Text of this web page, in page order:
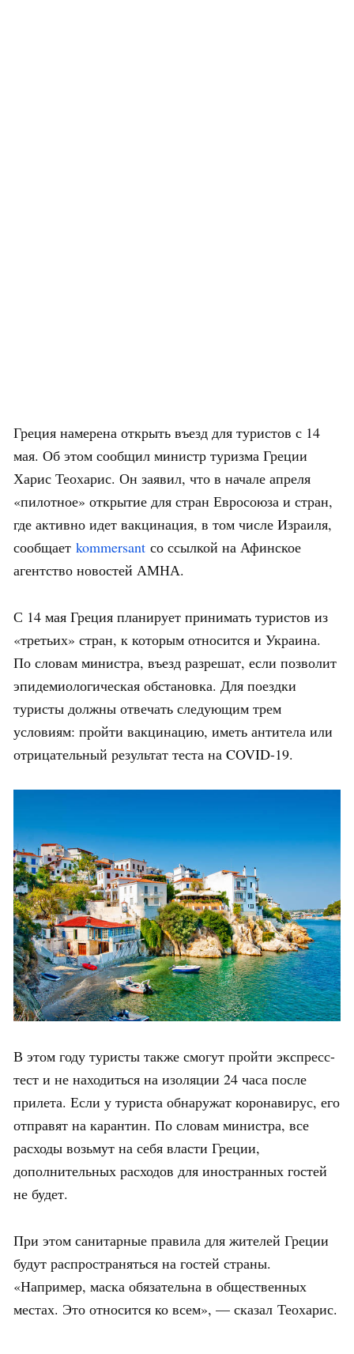
Греция намерена открыть въезд для туристов с 14
мая. Об этом сообщил министр туризма Греции
Харис Теохарис. Он заявил, что в начале апреля
«пилотное» открытие для стран Евросоюза и стран,
где активно идет вакцинация, в том числе Израиля,
сообщает kommersant со ссылкой на Афинское
агентство новостей АМНА.
С 14 мая Греция планирует принимать туристов из
«третьих» стран, к которым относится и Украина.
По словам министра, въезд разрешат, если позволит
эпидемиологическая обстановка. Для поездки
туристы должны отвечать следующим трем
условиям: пройти вакцинацию, иметь антитела или
отрицательный результат теста на COVID-19.
В этом году туристы также смогут пройти экспресс-
тест и не находиться на изоляции 24 часа после
прилета. Если у туриста обнаружат коронавирус, его
отправят на карантин. По словам министра, все
расходы возьмут на себя власти Греции,
дополнительных расходов для иностранных гостей
не будет.
При этом санитарные правила для жителей Греции
будут распространяться на гостей страны.
«Например, маска обязательна в общественных
местах. Это относится ко всем», — сказал Теохарис.